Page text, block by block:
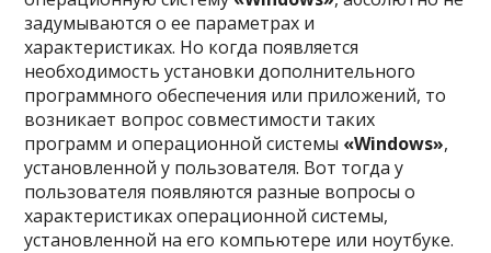
задумываются о ее параметрах и
характеристиках. Но когда появляется
необходимость установки дополнительного
программного обеспечения или приложений, то
возникает вопрос совместимости таких
программ и операционной системы «Windows»,
установленной у пользователя. Вот тогда у
пользователя появляются разные вопросы о
характеристиках операционной системы,
установленной на его компьютере или ноутбуке.